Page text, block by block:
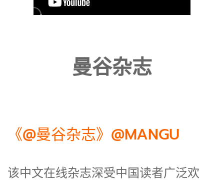
曼谷杂志
《@曼谷杂志》@MANGU
该中文在线杂志深受中国读者广泛欢